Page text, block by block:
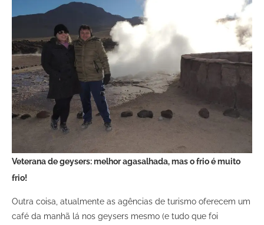
Veterana de geysers: melhor agasalhada, mas o frio é muito
frio!
Outra coisa, atualmente as agências de turismo oferecem um
café da manhã lá nos geysers mesmo (e tudo que foi